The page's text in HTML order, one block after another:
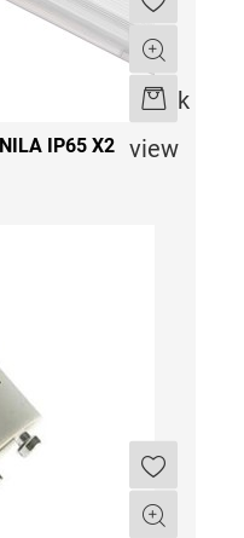
Quick
view
Quantità
IP65 X2